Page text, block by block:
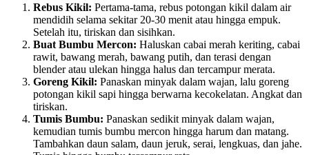
Rebus Kikil: Pertama-tama, rebus potongan kikil dalam air
mendidih selama sekitar 20-30 menit atau hingga empuk.
Setelah itu, tiriskan dan sisihkan.
Buat Bumbu Mercon: Haluskan cabai merah keriting, cabai
rawit, bawang merah, bawang putih, dan terasi dengan
blender atau ulekan hingga halus dan tercampur merata.
Goreng Kikil: Panaskan minyak dalam wajan, lalu goreng
potongan kikil sapi hingga berwarna kecokelatan. Angkat dan
tiriskan.
Tumis Bumbu: Panaskan sedikit minyak dalam wajan,
kemudian tumis bumbu mercon hingga harum dan matang.
Tambahkan daun salam, daun jeruk, serai, lengkuas, dan jahe.